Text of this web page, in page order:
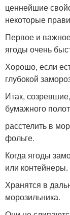
ценнейшие
некоторые
Первое и
ягоды очень
Хорошо, если
глубокой
Итак,
бумажного
расстелить в
фольге.
Когда ягоды
или контейнеры.
Хранятся в
морозильника.